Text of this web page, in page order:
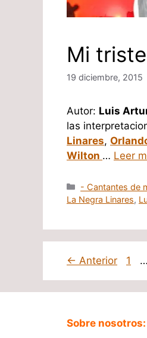
Mi
19 diciembre, 2015
Autor: Luis
las
Linares,
Wilton … Leer
Categorías
- Cantantes de
La Negra Linares,
← Anterior 1 …
Sobre nosotros: